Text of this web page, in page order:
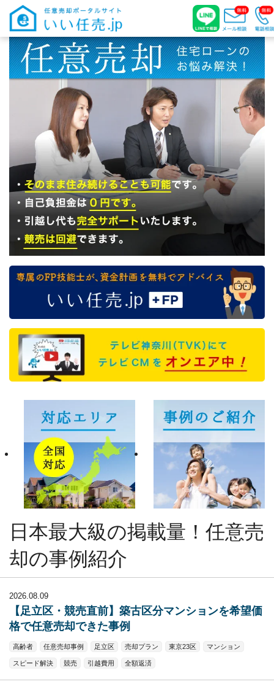
日本最大級の掲載量！任意売
却の事例紹介
2026.08.09
【足立区・競売直前】築古区分マンションを希望価
格で任意売却できた事例
高齢者 任意売却事例 足立区 売却プラン 東京23区 マンション
スピード解決 競売 引越費用 全額返済